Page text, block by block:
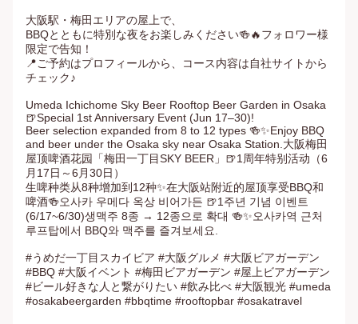
大阪駅・梅田エリアの屋上で、
BBQとともに特別な夜をお楽しみください🍻🔥フォロワー様
限定で告知！
📍ご予約はプロフィールから、コース内容は自社サイトから
チェック♪
Umeda Ichichome Sky Beer Rooftop Beer Garden in Osaka
🍺Special 1st Anniversary Event (Jun 17–30)!
Beer selection expanded from 8 to 12 types 🍻✨Enjoy BBQ
and beer under the Osaka sky near Osaka Station.大阪梅田
屋顶啤酒花园「梅田一丁目SKY BEER」🍺1周年特别活动（6
月17日～6月30日）
生啤种类从8种增加到12种✨在大阪站附近的屋顶享受BBQ和
啤酒🍻오사카 우메다 옥상 비어가든 🍺1주년 기념 이벤트
(6/17~6/30)생맥주 8종 → 12종으로 확대 🍻✨오사카역 근처
루프탑에서 BBQ와 맥주를 즐겨보세요.
#うめだ一丁目スカイビア #大阪グルメ #大阪ビアガーデン
#BBQ #大阪イベント #梅田ビアガーデン #屋上ビアガーデン
#ビール好きな人と繋がりたい #飲み比べ #大阪観光 #umeda
#osakabeergarden #bbqtime #rooftopbar #osakatravel